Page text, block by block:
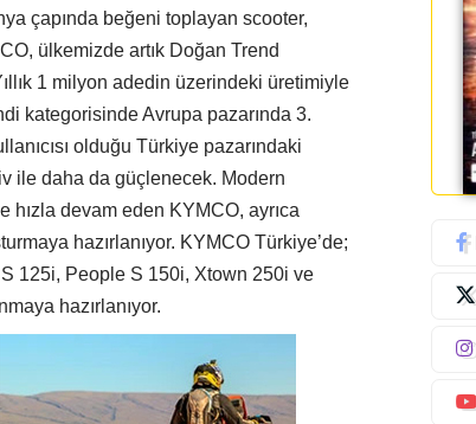
çapında beğeni toplayan scooter,
ülkemizde artık Doğan Trend
1 milyon adedin üzerindeki üretimiyle
kategorisinde Avrupa pazarında 3.
olduğu Türkiye pazarındaki
ile daha da güçlenecek. Modern
devam eden KYMCO, ayrıca
hazırlanıyor. KYMCO Türkiye’de;
125i, People S 150i, Xtown 250i ve
hazırlanıyor.